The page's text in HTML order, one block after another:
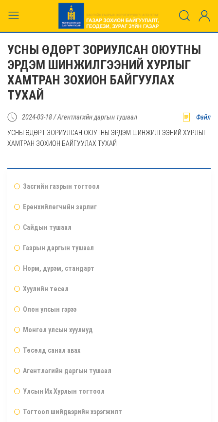
УСНЫ ӨДӨРТ ЗОРИУЛСАН ОЮУТНЫ
ЭРДЭМ ШИНЖИЛГЭЭНИЙ ХУРЛЫГ
ХАМТРАН ЗОХИОН БАЙГУУЛАХ
ТУХАЙ
2024-03-18 /Агентлагийн даргын тушаал Файл
УСНЫ ӨДӨРТ ЗОРИУЛСАН ОЮУТНЫ ЭРДЭМ ШИНЖИЛГЭЭНИЙ ХУРЛЫГ
ХАМТРАН ЗОХИОН БАЙГУУЛАХ ТУХАЙ
Засгийн газрын тогтоол
Ерөнхийлөгчийн зарлиг
Сайдын тушаал
Газрын даргын тушаал
Норм, дүрэм, стандарт
Хуулийн төсөл
Олон улсын гэрээ
Монгол улсын хуулиуд
Төсөлд санал авах
Агентлагийн даргын тушаал
Улсын Их Хурлын тогтоол
Тогтоол шийдвэрийн хэрэгжилт